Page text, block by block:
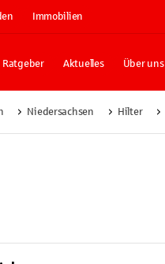
Immobilien
Ratgeber Aktuelles Über uns
Niedersachsen Hilter